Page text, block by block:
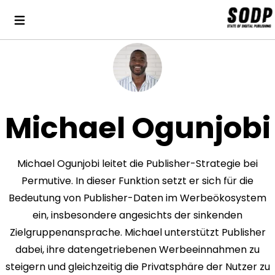
Michael Ogunjobi
Michael Ogunjobi leitet die Publisher-Strategie bei
Permutive. In dieser Funktion setzt er sich für die
Bedeutung von Publisher-Daten im Werbeökosystem
ein, insbesondere angesichts der sinkenden
Zielgruppenansprache. Michael unterstützt Publisher
dabei, ihre datengetriebenen Werbeeinnahmen zu
steigern und gleichzeitig die Privatsphäre der Nutzer zu